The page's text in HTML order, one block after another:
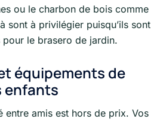
ou le charbon de bois comme
sont à privilégier puisqu’ils sont
le brasero de jardin.
équipements de
enfants
entre amis est hors de prix. Vos